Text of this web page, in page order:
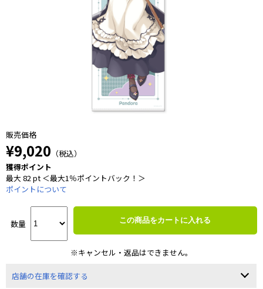
販売価格
¥9,020 （税込）
獲得ポイント
最大 82 pt ＜最大1％ポイントバック！＞
ポイントについて
数量 この商品をカートに入れる
※キャンセル・返品はできません。
店舗の在庫を確認する